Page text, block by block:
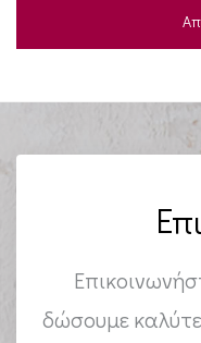
δώσουμε